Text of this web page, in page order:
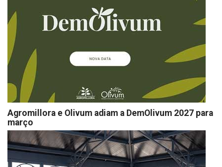
Agromillora e Olivum adiam a DemOlivum 2027 para
março